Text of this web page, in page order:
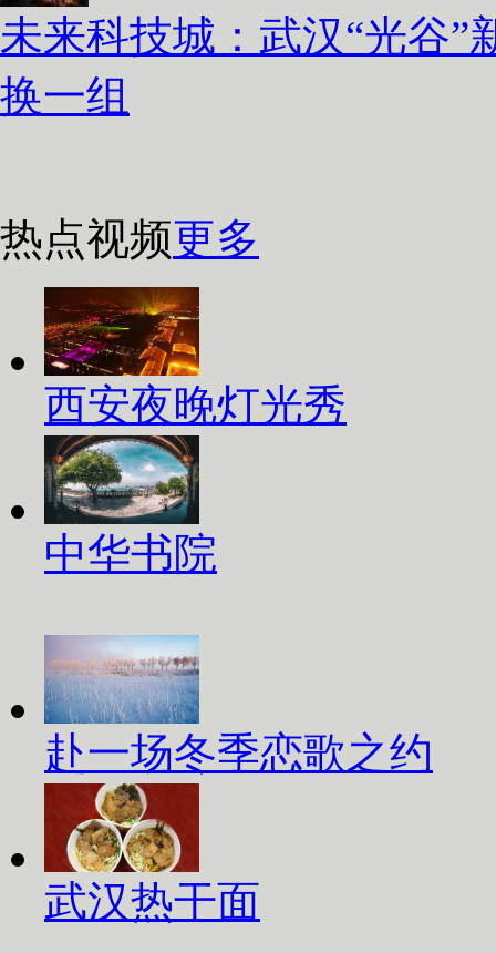
未来科技城：武汉“光谷”
换一组
热点视频更多
西安夜晚灯光秀
中华书院
赴一场冬季恋歌之约
武汉热干面